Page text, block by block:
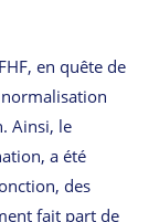
en quête de
Ainsi, le
a été
des
fait part de